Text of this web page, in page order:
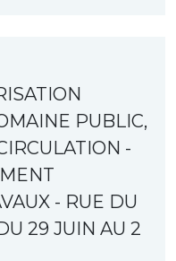
PUBLIC,
-
- RUE DU
29 JUIN AU 2